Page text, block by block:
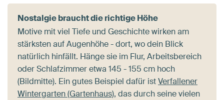
Nostalgie braucht die richtige Höhe
Motive mit viel Tiefe und Geschichte wirken am
stärksten auf Augenhöhe - dort, wo dein Blick
natürlich hinfällt. Hänge sie im Flur, Arbeitsbereich
oder Schlafzimmer etwa 145 - 155 cm hoch
(Bildmitte). Ein gutes Beispiel dafür istVerfallener
Wintergarten (Gartenhaus), das durch seine vielen